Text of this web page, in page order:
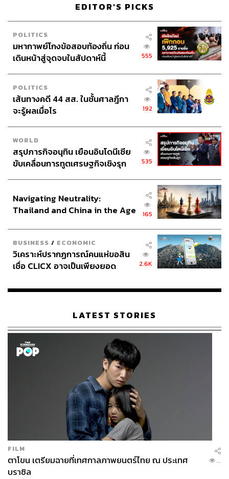
EDITOR'S PICKS
POLITICS
มหากาพย์โกงข้อสอบท้องถิ่น ก่อน
เดินหน้าสู่จุดจบในสัปดาห์นี้
555
POLITICS
เส้นทางคดี 44 สส. ในชั้นศาลฎีกา
จะรู้ผลเมื่อไร
192
WORLD
สรุปภารกิจอนุทิน เยือนอินโดนีเซีย
ขับเคลื่อนการทูตเศรษฐกิจเชิงรุก
535
Navigating Neutrality:
Thailand and China in the Age
165
BUSINESS / ECONOMIC
วิเคราะห์ปรากฏการณ์คนแห่ขอสิน
เชื่อ CLICX อาจเป็นเพียงยอด
เรือนไทยที่ถูกซุกไว้
2.6K
LATEST STORIES
FILM
ตาโขน เตรียมฉายที่เทศกาลภาพยนตร์ไทย ณ ประเทศ
บราซิล
...